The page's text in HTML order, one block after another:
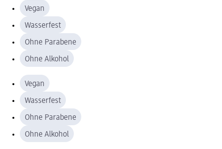
Vegan
Wasserfest
Ohne Parabene
Ohne Alkohol
Vegan
Wasserfest
Ohne Parabene
Ohne Alkohol